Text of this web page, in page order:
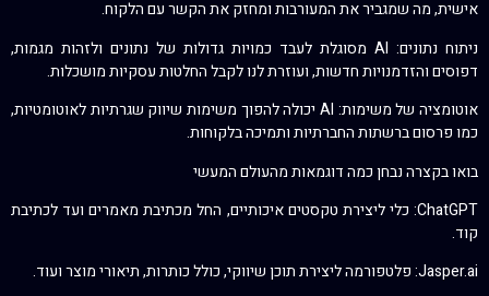
אישית, מה שמגביר את המעורבות ומחזק את הקשר עם הלקוח.
ניתוח נתונים: AI מסוגלת לעבד כמויות גדולות של נתונים ולזהות מגמות,
דפוסים והזדמנויות חדשות, ועוזרת לנו לקבל החלטות עסקיות מושכלות.
אוטומציה של משימות: AI יכולה להפוך משימות שיווק שגרתיות לאוטומטיות,
כמו פרסום ברשתות החברתיות ותמיכה בלקוחות.
בואו בקצרה נבחן כמה דוגמאות מהעולם המעשי
ChatGPT: כלי ליצירת טקסטים איכותיים, החל מכתיבת מאמרים ועד לכתיבת
קוד.
Jasper.ai: פלטפורמה ליצירת תוכן שיווקי, כולל כותרות, תיאורי מוצר ועוד.